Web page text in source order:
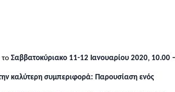
τοΣαββατοκύριακο 11-12 Ιανουαρίου 2020, 10.00 –
καλύτερη συμπεριφορά: Παρουσίαση ενός